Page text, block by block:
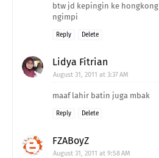
btw jd kepingin ke hongkong
ngimpi
Reply Delete
Lidya Fitrian
August 31, 2011 at 3:37 AM
maaf lahir batin juga mbak
Reply Delete
FZABoyZ
August 31, 2011 at 9:58 AM